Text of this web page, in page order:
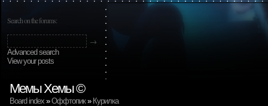
Search on the forums:
Advanced search
View your posts
Мемы Хемы ©
Board index »Оффтопик» Курилка